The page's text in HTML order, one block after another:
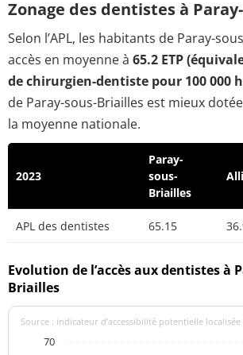
Zonage des dentistes à
Selon l’APL, les habitants de Paray-
accès en moyenne à 65.2 ETP
de chirurgien-dentiste pour 100 000
de Paray-sous-Briailles est mieux
la moyenne nationale.
2023
Paray-
sous-
Briailles
APL des dentistes 65.15
Evolution de l’accès aux dentistes à
Briailles
Source : indicateur d’accessibilité potentielle localisée
70